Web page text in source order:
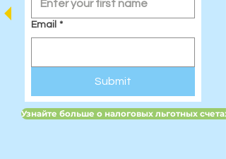
Email *
Submit
Узнайте больше о налоговых льготных